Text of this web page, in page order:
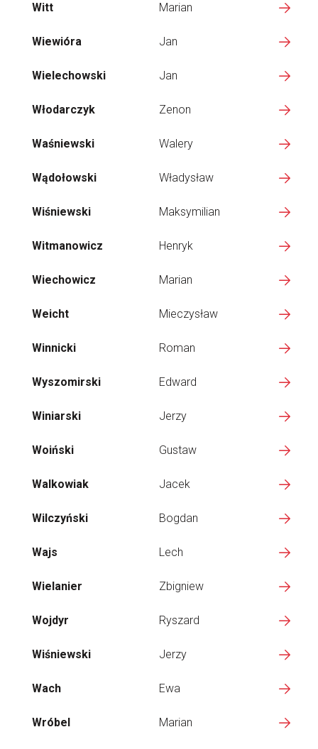
Witt Marian
Wiewióra Jan
Wielechowski Jan
Włodarczyk Zenon
Waśniewski Walery
Wądołowski Władysław
Wiśniewski Maksymilian
Witmanowicz Henryk
Wiechowicz Marian
Weicht Mieczysław
Winnicki Roman
Wyszomirski Edward
Winiarski Jerzy
Woiński Gustaw
Walkowiak Jacek
Wilczyński Bogdan
Wajs Lech
Wielanier Zbigniew
Wojdyr Ryszard
Wiśniewski Jerzy
Wach Ewa
Wróbel Marian